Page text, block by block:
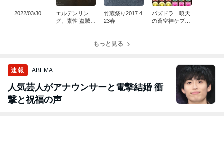
2022/03/30
エルデンリン
グ、素性 盗賊に
竹蔵祭り2017.4.
23春
パズドラ「暁天
の蒼空神ケプ
もっと見る
速報 ABEMA
人気芸人がアナウンサーと電撃結婚 衝
撃と祝福の声